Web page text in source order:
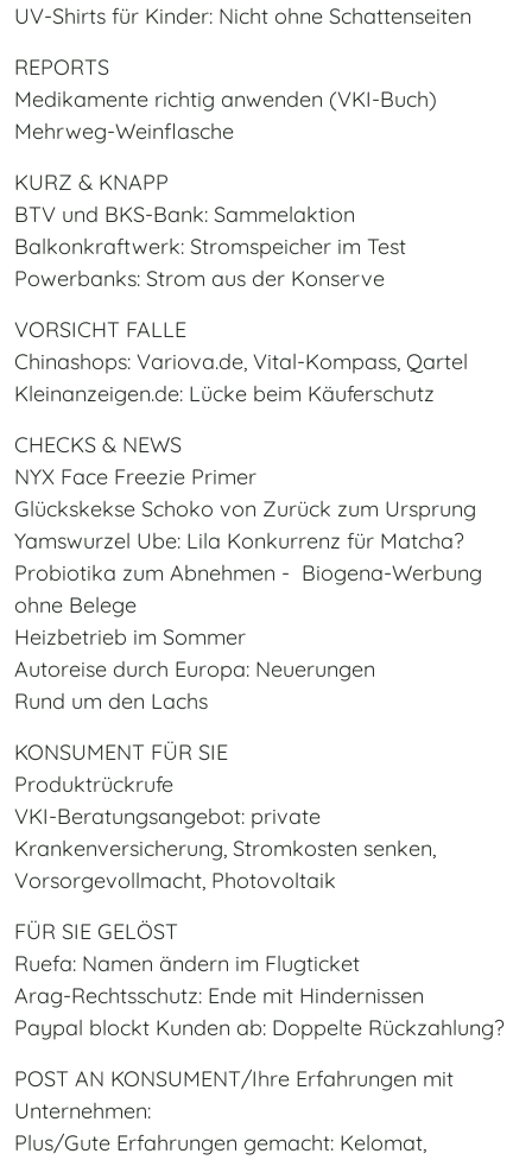
UV-Shirts für Kinder: Nicht ohne Schattenseiten
REPORTS
Medikamente richtig anwenden (VKI-Buch)
Mehrweg-Weinflasche
KURZ & KNAPP
BTV und BKS-Bank: Sammelaktion
Balkonkraftwerk: Stromspeicher im Test
Powerbanks: Strom aus der Konserve
VORSICHT FALLE
Chinashops: Variova.de, Vital-Kompass, Qartel
Kleinanzeigen.de: Lücke beim Käuferschutz
CHECKS & NEWS
NYX Face Freezie Primer
Glückskekse Schoko von Zurück zum Ursprung
Yamswurzel Ube: Lila Konkurrenz für Matcha?
Probiotika zum Abnehmen - Biogena-Werbung
ohne Belege
Heizbetrieb im Sommer
Autoreise durch Europa: Neuerungen
Rund um den Lachs
KONSUMENT FÜR SIE
Produktrückrufe
VKI-Beratungsangebot: private
Krankenversicherung, Stromkosten senken,
Vorsorgevollmacht, Photovoltaik
FÜR SIE GELÖST
Ruefa: Namen ändern im Flugticket
Arag-Rechtsschutz: Ende mit Hindernissen
Paypal blockt Kunden ab: Doppelte Rückzahlung?
POST AN KONSUMENT/Ihre Erfahrungen mit
Unternehmen:
Plus/Gute Erfahrungen gemacht: Kelomat,